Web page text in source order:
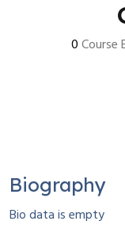
0Course
Biography
Bio data is empty